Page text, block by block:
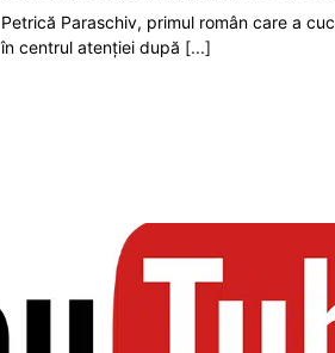
Petrică Paraschiv, primul român care a
în centrul atenției după [...]